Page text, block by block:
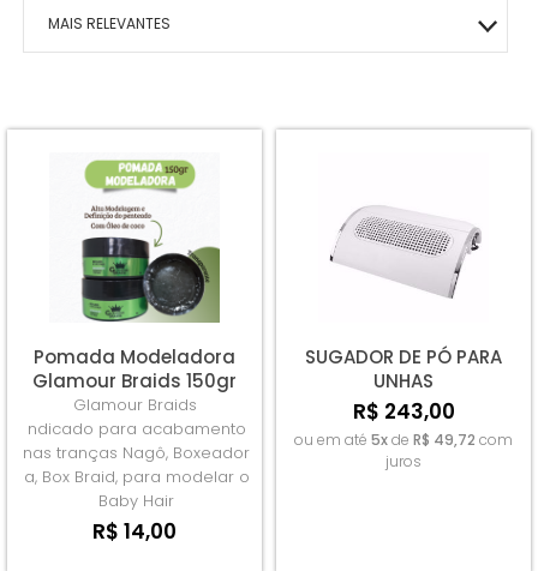
MAIS RELEVANTES
MAIOR PREÇO
A - Z
Pomada Modeladora
Glamour Braids 150gr
Glamour Braids
ndicado para acabamento
nas tranças Nagô, Boxeador
a, Box Braid, para modelar o
Baby Hair
R$ 14,00
SUGADOR DE PÓ PARA
UNHAS
R$ 243,00
ou em até 5xde R$ 49,72 com
juros